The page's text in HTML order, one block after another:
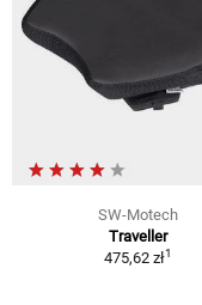
SW-Motech
Traveller
475,62 zł1